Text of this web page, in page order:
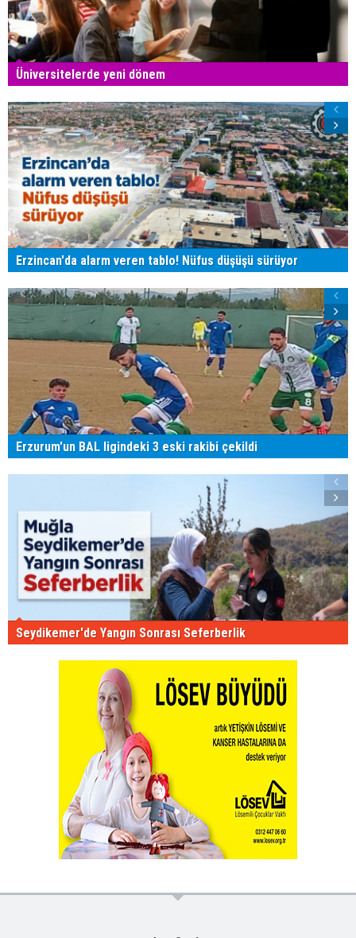
Üniversitelerde yeni dönem
Erzincan'da alarm veren tablo! Nüfus düşüşü sürüyor
Erzurum'un BAL ligindeki 3 eski rakibi çekildi
Seydikemer'de Yangın Sonrası Seferberlik